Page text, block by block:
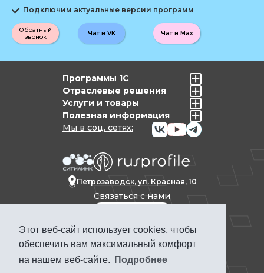
Этот веб-сайт использует cookies, чтобы
обеспечить вам максимальный комфорт
на нашем веб-сайте.
Подробнее
Подключим актуальные версии программ
Обратный
звонок
Чат в Max
Чат в VK
Петрозаводск, ул. Красная, 10
Связаться с нами
Мы в соц. сетях:
Политика конфиденциальности
Программы 1С
Отраслевые решения
Услуги и товары
Полезная информация
ПРОФКЕЙС © 1992-2025. Материалы сайта